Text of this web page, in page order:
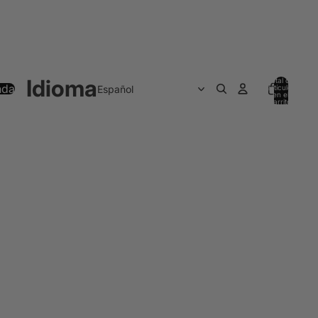
Idioma
Total de
artículos
en el
carrito: